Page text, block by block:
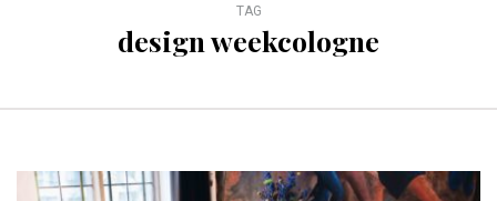
TAG
design weekcologne